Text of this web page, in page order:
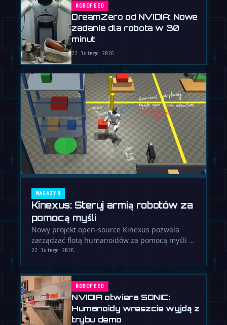
ROBOFEED
DreamZero od NVIDIA: Nowe
zadanie dla robota w 30
minut
22 lutego 2026
MAGAZYN
Kinexus: Steruj armią robotów za
pomocą myśli
Nowy projekt open-source Kinexus pozwala
zarządzać flotą humanoidów za pomocą myśli i
zestawu EEG. Sprawdź, jak …
22 lutego 2026
ROBOFEED
NVIDIA otwiera SONIC:
Humanoidy wreszcie wyjdą z
trybu demo